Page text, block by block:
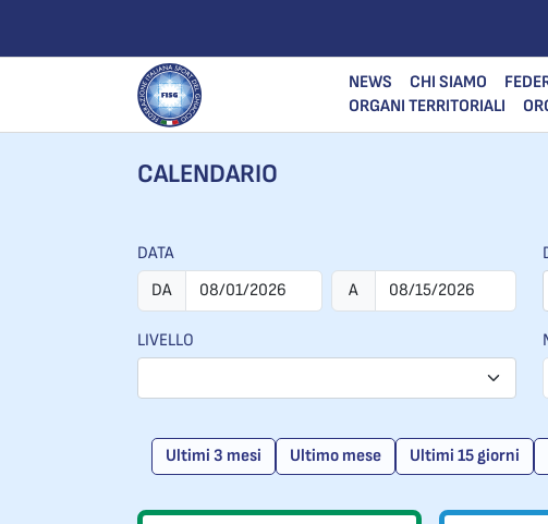
NEWS CHI SIAMO
ORGANI TERRITORIALI
CALENDARIO
DATA
DA
A
LIVELLO
Ultimi 3 mesi Ultimo mese Ultimi 15 giorni